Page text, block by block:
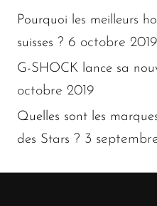
Pourquoi les meilleurs
suisses ? 6 octobre 2019
G-SHOCK lance sa
octobre 2019
Quelles sont les
des Stars ? 3